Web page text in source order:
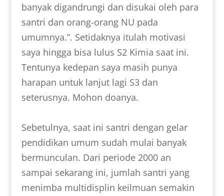
banyak digandrungi dan disukai oleh para
santri dan orang-orang NU pada
umumnya.”. Setidaknya itulah motivasi
saya hingga bisa lulus S2 Kimia saat ini.
Tentunya kedepan saya masih punya
harapan untuk lanjut lagi S3 dan
seterusnya. Mohon doanya.
Sebetulnya, saat ini santri dengan gelar
pendidikan umum sudah mulai banyak
bermunculan. Dari periode 2000 an
sampai sekarang ini, jumlah santri yang
menimba multidisplin keilmuan semakin